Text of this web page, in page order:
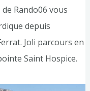
Rando06 vous
depuis
Joli parcours en
Saint Hospice.